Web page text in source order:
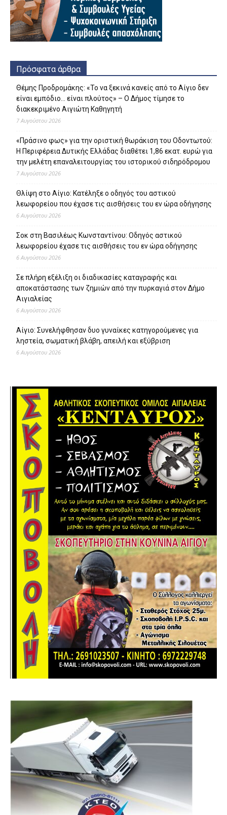
Πρόσφατα άρθρα
Θέμης Προδρομάκης: «Το να ξεκινά κανείς από το Αίγιο δεν
είναι εμπόδιο… είναι πλούτος» – O Δήμος τίμησε το
διακεκριμένο Αιγιώτη Καθηγητή
7 Αυγούστου 2026
«Πράσινο φως» για την οριστική θωράκιση του Οδοντωτού:
Η Περιφέρεια Δυτικής Ελλάδας διαθέτει 1,86 εκατ. ευρώ για
την μελέτη επαναλειτουργίας του ιστορικού σιδηρόδρομου
7 Αυγούστου 2026
Θλίψη στο Αίγιο: Κατέληξε ο οδηγός του αστικού
λεωφορείου που έχασε τις αισθήσεις του εν ώρα οδήγησης
6 Αυγούστου 2026
Σοκ στη Βασιλέως Κωνσταντίνου: Οδηγός αστικού
λεωφορείου έχασε τις αισθήσεις του εν ώρα οδήγησης
6 Αυγούστου 2026
Σε πλήρη εξέλιξη οι διαδικασίες καταγραφής και
αποκατάστασης των ζημιών από την πυρκαγιά στον Δήμο
Αιγιαλείας
6 Αυγούστου 2026
Αίγιο: Συνελήφθησαν δυο γυναίκες κατηγορούμενες για
ληστεία, σωματική βλάβη, απειλή και εξύβριση
6 Αυγούστου 2026